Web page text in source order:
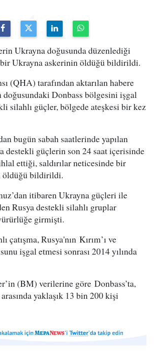
Ukrayna doğusunda düzenlediği
bir Ukrayna askerinin öldüğü bildirildi.
(QHA) tarafından aktarılan habere
doğusundaki Donbass bölgesini işgal
silahlı güçler, bölgede ateşkesi bir kez
bugün sabah saatlerinde yapılan
destekli güçlerin son 24 saat içerisinde
ettiği, saldırılar neticesinde bir
öldüğü bildirildi.
itibaren Ukrayna güçleri ile
Rusya destekli silahlı gruplar
girmişti.
çatışma, Rusya'nın Kırım’ı ve
işgal etmesi sonrası 2014 yılında
(BM) verilerine göre Donbass’ta,
yaklaşık 13 bin 200 kişi